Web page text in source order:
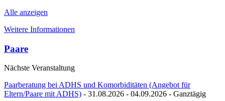
Alle anzeigen
Weitere Informationen
Paare
Nächste Veranstaltung
Paarberatung bei ADHS und Komorbiditäten (Angebot für
Eltern/Paare mit ADHS) - 31.08.2026 - 04.09.2026 - Ganztägig